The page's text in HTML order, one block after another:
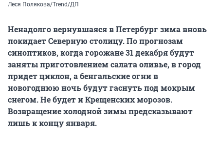
Леся Полякова/Trend/ДП
Ненадолго вернувшаяся в Петербург зима вновь
покидает Северную столицу. По прогнозам
синоптиков, когда горожане 31 декабря будут
заняты приготовлением салата оливье, в город
придет циклон, а бенгальские огни в
новогоднюю ночь будут гаснуть под мокрым
снегом. Не будет и Крещенских морозов.
Возвращение холодной зимы предсказывают
лишь к концу января.